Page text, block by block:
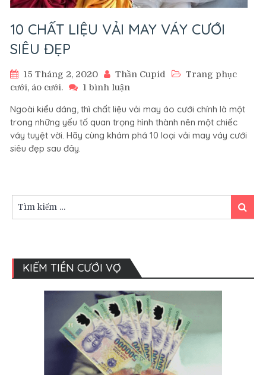
10 CHẤT LIỆU VẢI MAY VÁY CƯỚI
SIÊU ĐẸP
15 Tháng 2, 2020 Thần Cupid
Trang phục
cưới, áo cưới.
1 bình luận
CHẤT
LIỆU
VẢI
ĐẸP
Ngoài kiểu dáng, thì chất liệu vải may áo cưới chính là một
trong những yếu tố quan trọng hình thành nên một chiếc
váy tuyệt vời. Hãy cùng khám phá 10 loại vải may váy cưới
siêu đẹp sau đây.
kiếm:
Tìm
kiếm
KIẾM TIỀN CƯỚI VỢ